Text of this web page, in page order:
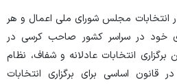
انتخابات مجلس شورای ملی اعمال و هر
خود در سراسر کشور صاحب کرسی در
انتخابات عادلانه و شفاف، نظام
اساسی برای برگزاری انتخابات